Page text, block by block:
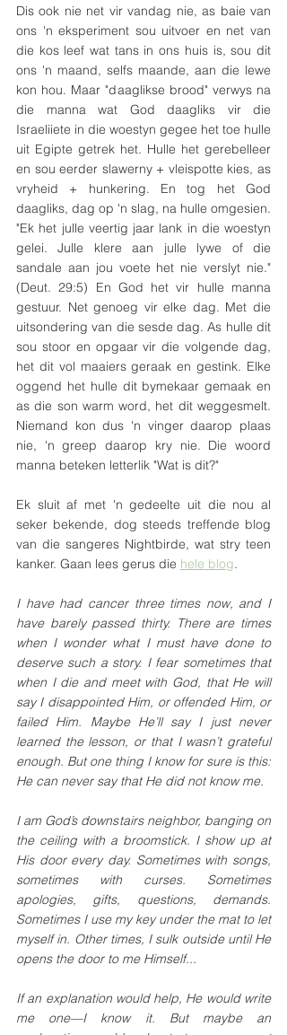
Dis ook nie net vir vandag nie, as baie van
ons 'n eksperiment sou uitvoer en net van
die kos leef wat tans in ons huis is, sou dit
ons 'n maand, selfs maande, aan die lewe
kon hou. Maar "daaglikse brood" verwys na
die manna wat God daagliks vir die
Israeliiete in die woestyn gegee het toe hulle
uit Egipte getrek het. Hulle het gerebelleer
en sou eerder slawerny + vleispotte kies, as
vryheid + hunkering. En tog het God
daagliks, dag op 'n slag, na hulle omgesien.
"Ek het julle veertig jaar lank in die woestyn
gelei. Julle klere aan julle lywe of die
sandale aan jou voete het nie verslyt nie."
(Deut. 29:5) En God het vir hulle manna
gestuur. Net genoeg vir elke dag. Met die
uitsondering van die sesde dag. As hulle dit
sou stoor en opgaar vir die volgende dag,
het dit vol maaiers geraak en gestink. Elke
oggend het hulle dit bymekaar gemaak en
as die son warm word, het dit weggesmelt.
Niemand kon dus 'n vinger daarop plaas
nie, 'n greep daarop kry nie. Die woord
manna beteken letterlik "Wat is dit?"
Ek sluit af met 'n gedeelte uit die nou al
seker bekende, dog steeds treffende blog
van die sangeres Nightbirde, wat stry teen
kanker. Gaan lees gerus die hele blog.
I have had cancer three times now, and I
have barely passed thirty. There are times
when I wonder what I must have done to
deserve such a story. I fear sometimes that
when I die and meet with God, that He will
say I disappointed Him, or offended Him, or
failed Him. Maybe He’ll say I just never
learned the lesson, or that I wasn’t grateful
enough. But one thing I know for sure is this:
He can never say that He did not know me.
I am God’s downstairs neighbor, banging on
the ceiling with a broomstick. I show up at
His door every day. Sometimes with songs,
sometimes with curses. Sometimes
apologies, gifts, questions, demands.
Sometimes I use my key under the mat to let
myself in. Other times, I sulk outside until He
opens the door to me Himself...
If an explanation would help, He would write
me one—I know it. But maybe an